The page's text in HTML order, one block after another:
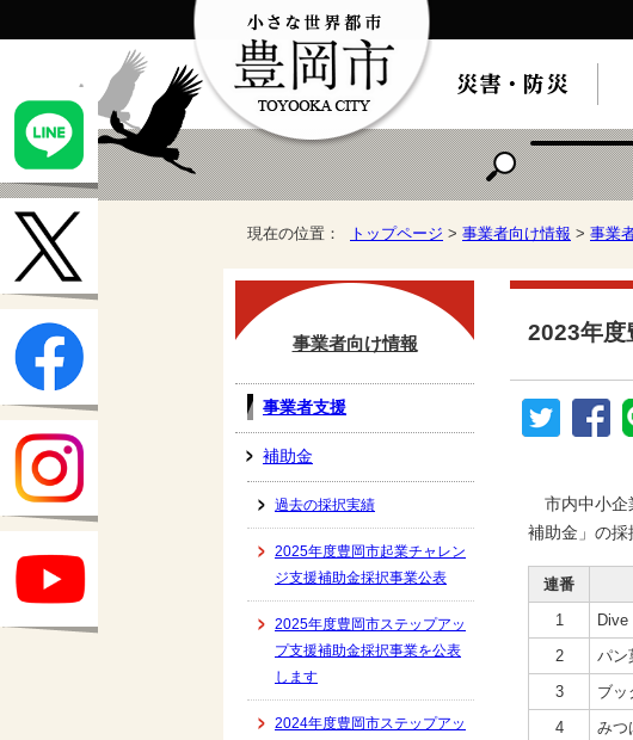
現在の位置： トップページ > 事業者向け情報 > 事業
2023年度
市内中小企
補助金」の採
連番
1
2
パン
3
ブッ
4
みつ
事業者向け情報
事業者支援
補助金
過去の採択実績
2025年度豊岡市起業チャレン
ジ支援補助金採択事業公表
2025年度豊岡市ステップアッ
プ支援補助金採択事業を公表
します
2024年度豊岡市ステップアッ